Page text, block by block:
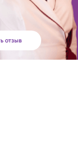
отзыв